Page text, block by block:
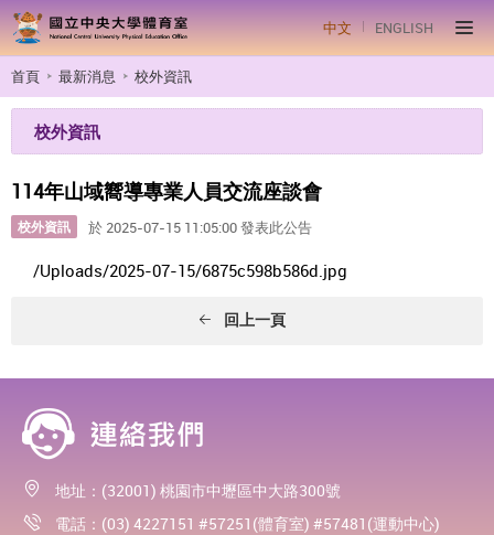
中文 ENGLISH
首頁 最新消息 校外資訊
校外資訊
114年山域嚮導專業人員交流座談會
校外資訊 於 2025-07-15 11:05:00 發表此公告
/Uploads/2025-07-15/6875c598b586d.jpg
回上一頁
地址：(32001) 桃園市中壢區中大路300號
電話：(03) 4227151 #57251(體育室) #57481(運動中心)